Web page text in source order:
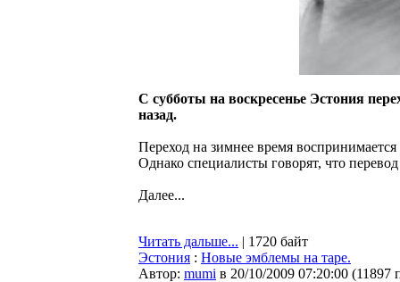
С субботы на воскресенье Эстония
назад.
Переход на зимнее время
Однако специалисты говорят, что
Далее...
Читать дальше... | 1720 байт
Эстония : Новые эмблемы на таре.
Автор: mumi в 20/10/2009 07:20:00 (11897